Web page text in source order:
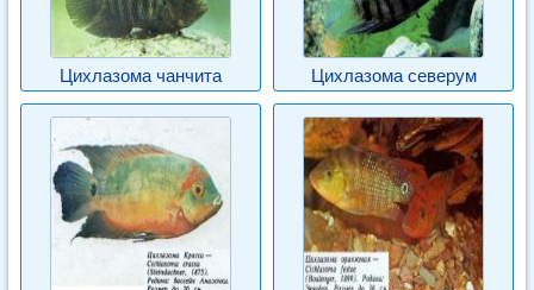
Цихлазома чанчита Цихлазома северум